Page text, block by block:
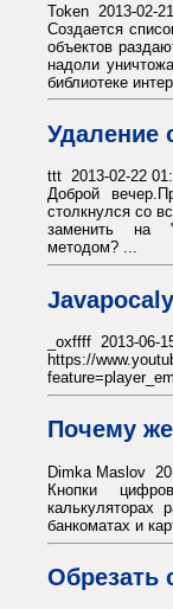
Token 2013-02-
Создается
объектов
надоли
библиотеке
Удаление
ttt 2013-02-22
Доброй
столкнулся со
заменить на
методом? ...
_oxffff 2013-06-
https://
Почему
Dimka Maslov
Кнопки
калькуляторах
банкоматах и
Обрезать